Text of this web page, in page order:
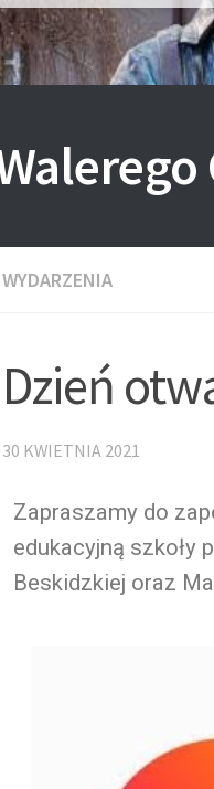
WYDARZENIA
Dzień
30 KWIETNIA 2021
Zapraszamy do
edukacyjną szkoły
Beskidzkiej oraz